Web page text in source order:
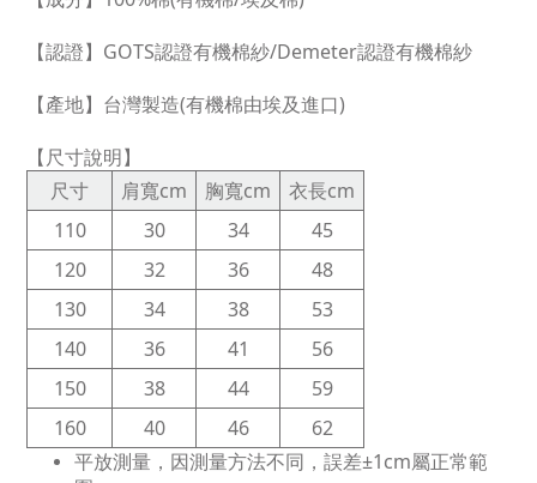
【認證】GOTS認證有機棉紗/Demeter認證有機棉紗
【產地】台灣製造(有機棉由埃及進口)
【尺寸說明】
尺寸
肩寬cm 胸寬cm
衣長cm
110
30 34
45
120
32 36
48
130
34 38
53
140
36 41
56
150
38 44
59
160
40 46
62
平放測量，因測量方法不同，誤差±1cm屬正常範